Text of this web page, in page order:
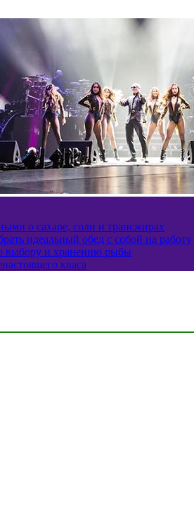
о сахаре, соли и трансжирах
идеальный обед с собой на работу
выбору и хранению рыбы
кваса